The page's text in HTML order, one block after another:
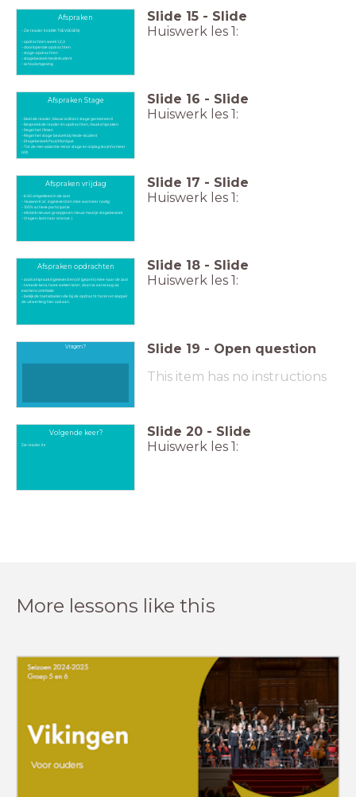
Afspraken
- Zie reader its (LINK TOEVOEGEN)
- opdrachten week 1,2,3
- doorlopende opdrachten
- stage-opdrachten
- stagebezoek medestudent
- schoolomgeving
Slide 15 - Slide
Huiswerk les 1:
Afspraken Stage
- Deel de reader, blauw is direct stage gerelateerd
- Bespreek de reader en opdrachten, maak afspraken
- Regel het filmen
- Regel het stage bezoek bij mede-student
- Stagebezoek Paul/Monique
- Tot de mei-vakantie minor stage en vrijdag les (informeer
LIO!)
Slide 16 - Slide
Huiswerk les 1:
Afspraken vrijdag
- 8.30 omgekleed in de zaal
- 'Huiswerk' af, ingeleverd en mee wanneer nodig
- 100% actieve participatie
- elk blok nieuwe groepjes en nieuw maatje stagebezoek
- Vragen: kom naar ons toe :)
Slide 17 - Slide
Huiswerk les 1:
Afspraken opdrachten
- zoals afspraak ingeleverd en/of (geprint) mee naar de zaal
- tweede kans, twee weken later, daarna aanvraag via
examencommissie
- bekijk de toetsdoelen die bij de opdracht horen en koppel
de uitwerking hier ook aan.
Slide 18 - Slide
Huiswerk les 1:
Vragen? Slide 19 - Open question
This item has no instructions
Volgende keer?
Zie reader its
Slide 20 - Slide
Huiswerk les 1:
More lessons like this